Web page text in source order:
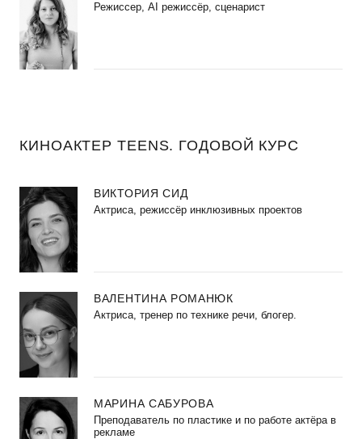
Режиссер, AI режиссёр, сценарист
КИНОАКТЕР TEENS. ГОДОВОЙ КУРС
ВИКТОРИЯ СИД
Актриса, режиссёр инклюзивных проектов
ВАЛЕНТИНА РОМАНЮК
Актриса, тренер по технике речи, блогер.
МАРИНА САБУРОВА
Преподаватель по пластике и по работе актёра в
рекламе